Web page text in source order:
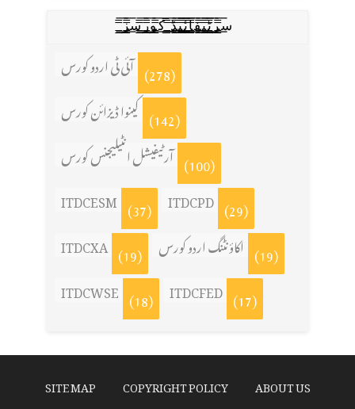
س̳̿͟͞ر̳̿͟͞ٹ̳̿͟͞ی̳̿͟͞ف̳̿͟͞ا̳̿͟͞ي̳̳̿ٔ̿͟͟͞͞ی̳̿͟͞ڈ̳̿͟͞ ̳̿͟͞ک̳̿͟͞و̳̿͟͞ر̳̿͟͞س̳̿͟͞ز̳̿͟͞
آئی ٹی اردو کورس (278)
کینوا ڈیزائن کورس (142)
آرٹیفیشل انٹیلیجنس کورس (100)
ITDCESM (37) ITDCPD (29)
ITDCXA (19) اکاؤنٹنگ اردو کورس (19)
ITDCWSE (18) ITDCFED (17)
ABOUT US
COPYRIGHT POLICY
SITE MAP